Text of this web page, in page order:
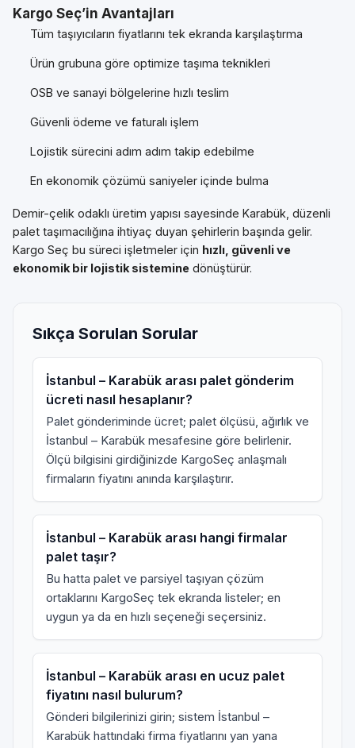
Kargo Seç’in Avantajları
Tüm taşıyıcıların fiyatlarını tek ekranda karşılaştırma
Ürün grubuna göre optimize taşıma teknikleri
OSB ve sanayi bölgelerine hızlı teslim
Güvenli ödeme ve faturalı işlem
Lojistik sürecini adım adım takip edebilme
En ekonomik çözümü saniyeler içinde bulma
Demir-çelik odaklı üretim yapısı sayesinde Karabük, düzenli
palet taşımacılığına ihtiyaç duyan şehirlerin başında gelir.
Kargo Seç bu süreci işletmeler için hızlı, güvenli ve
ekonomik bir lojistik sistemine dönüştürür.
Sıkça Sorulan Sorular
İstanbul – Karabük arası palet gönderim
ücreti nasıl hesaplanır?
Palet gönderiminde ücret; palet ölçüsü, ağırlık ve
İstanbul – Karabük mesafesine göre belirlenir.
Ölçü bilgisini girdiğinizde KargoSeç anlaşmalı
firmaların fiyatını anında karşılaştırır.
İstanbul – Karabük arası hangi firmalar
palet taşır?
Bu hatta palet ve parsiyel taşıyan çözüm
ortaklarını KargoSeç tek ekranda listeler; en
uygun ya da en hızlı seçeneği seçersiniz.
İstanbul – Karabük arası en ucuz palet
fiyatını nasıl bulurum?
Gönderi bilgilerinizi girin; sistem İstanbul –
Karabük hattındaki firma fiyatlarını yan yana